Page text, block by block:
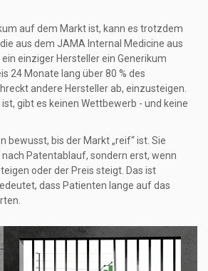
auf dem Markt ist, kann es trotzdem
aus dem JAMA Internal Medicine aus
einziger Hersteller ein Generikum
24 Monate lang über 80 % des
andere Hersteller ab, einzusteigen.
gibt es keinen Wettbewerb - und keine
bewusst, bis der Markt „reif“ ist. Sie
Patentablauf, sondern erst, wenn
oder der Preis steigt. Das ist
dass Patienten lange auf das